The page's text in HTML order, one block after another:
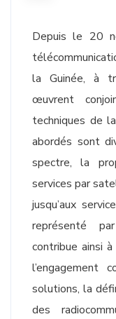
Depuis le 20
la Guinée, à
œuvrent
techniques de
abordés sont
spectre, la
services par
jusqu’aux
représenté
contribue ainsi
l’engagement
solutions, la
des